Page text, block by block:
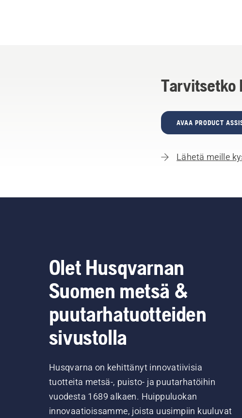
Tarvitsetko
AVAA PRODUCT
Lähetä meille
Olet Husqvarnan
Suomen metsä &
puutarhatuotteiden
sivustolla
Husqvarna on kehittänyt innovatiivisia
tuotteita metsä-, puisto- ja puutarhatöihin
vuodesta 1689 alkaen. Huippuluokan
innovaatioissamme, joista uusimpiin kuuluvat